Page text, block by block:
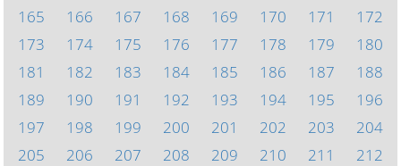
165
166 167 168 169 170 171
172
173
174 175 176 177 178 179
180
181
182 183 184 185 186 187
188
189
190 191 192 193 194 195
196
197
198 199 200 201 202 203
204
205
206 207 208 209 210 211
212